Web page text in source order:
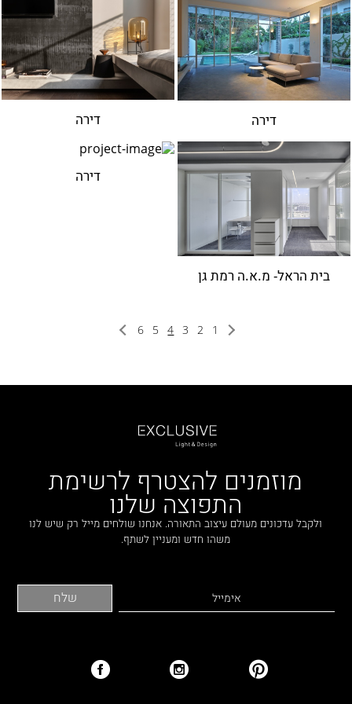
ירון טל
עודד סמדר
מיכל האן
ירון אלדד
דנה אוברזון
דנה ואושרי
מיכי סתר
דירה דירה
בית הראל- מ.א.ה רמת גן
דירה
1
2
3
4
5
6
מוזמנים להצטרף לרשימת
התפוצה שלנו
ולקבל עדכונים מעולם עיצוב התאורה. אנחנו שולחים מייל רק שיש לנו
משהו חדש ומעניין לשתף.